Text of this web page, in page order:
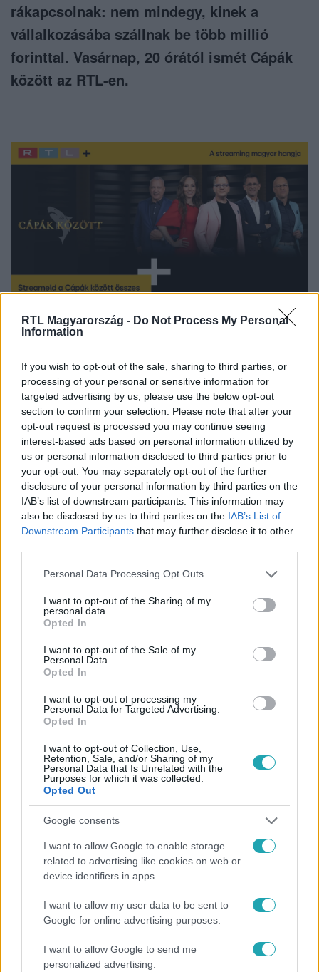
RTL Magyarország - Do Not Process My Personal
Information
If you wish to opt-out of the sale, sharing to third parties, or
processing of your personal or sensitive information for
targeted advertising by us, please use the below opt-out
section to confirm your selection. Please note that after your
opt-out request is processed you may continue seeing
interest-based ads based on personal information utilized by
us or personal information disclosed to third parties prior to
your opt-out. You may separately opt-out of the further
disclosure of your personal information by third parties on the
IAB’s list of downstream participants. This information may
also be disclosed by us to third parties on the IAB’s List of
Downstream Participants that may further disclose it to other
Please note that this website/app uses one or more Google
not limited to your visit or usage behaviour. You may click to
grant or deny consent to Google and its third-party tags to
use your data for below specified purposes in below Google
consent section.
Personal Data Processing Opt Outs
I want to opt-out of the Sharing of my
personal data.
Opted In
I want to opt-out of the Sale of my
Personal Data.
Opted In
I want to opt-out of processing my
Personal Data for Targeted Advertising.
Opted In
I want to opt-out of Collection, Use,
Retention, Sale, and/or Sharing of my
Personal Data that Is Unrelated with the
Purposes for which it was collected.
Opted Out
Google consents
I want to allow Google to enable storage
related to advertising like cookies on web or
device identifiers in apps.
I want to allow my user data to be sent to
Google for online advertising purposes.
I want to allow Google to send me
personalized advertising.
rákapcsolnak: nem mindegy, kinek a
vállalkozásába szállnak be több millió
forinttal. Vasárnap, 20 órától ismét Cápák
között az RTL-en.
Itt állítsd be, hogy az RTL.hu az elsők között
legyen a Google-találatokban!
Facebookon is!
CÁPÁK KÖZÖTT #VIDEÓ #ELŐZETESEK
Népszerű